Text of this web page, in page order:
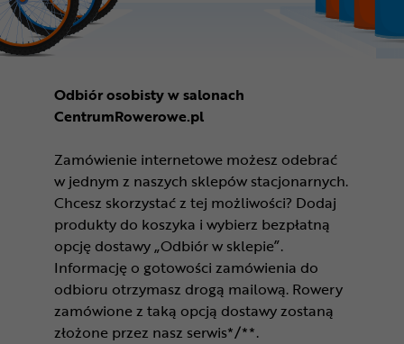
Odbiór osobisty w salonach
CentrumRowerowe.pl
Zamówienie internetowe możesz odebrać
w jednym z naszych sklepów stacjonarnych.
Chcesz skorzystać z tej możliwości? Dodaj
produkty do koszyka i wybierz bezpłatną
opcję dostawy „Odbiór w sklepie”.
Informację o gotowości zamówienia do
odbioru otrzymasz drogą mailową. Rowery
zamówione z taką opcją dostawy zostaną
złożone przez nasz serwis*/**.